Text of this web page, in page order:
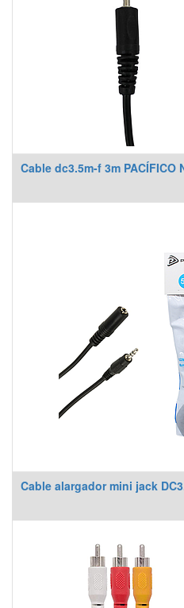
Cable dc3.5m-f 3m PACÍFICO
Cable alargador mini jack